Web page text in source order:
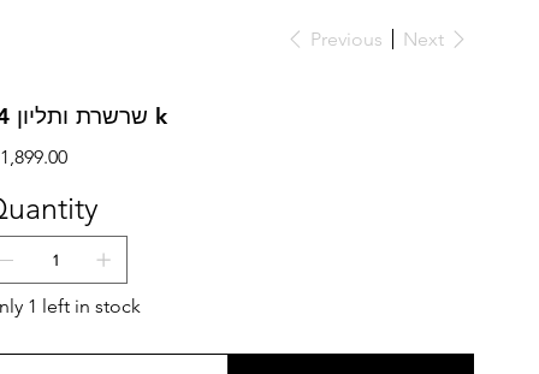
Previous Next
שרשרת ותליון 14 k
1 left in stock